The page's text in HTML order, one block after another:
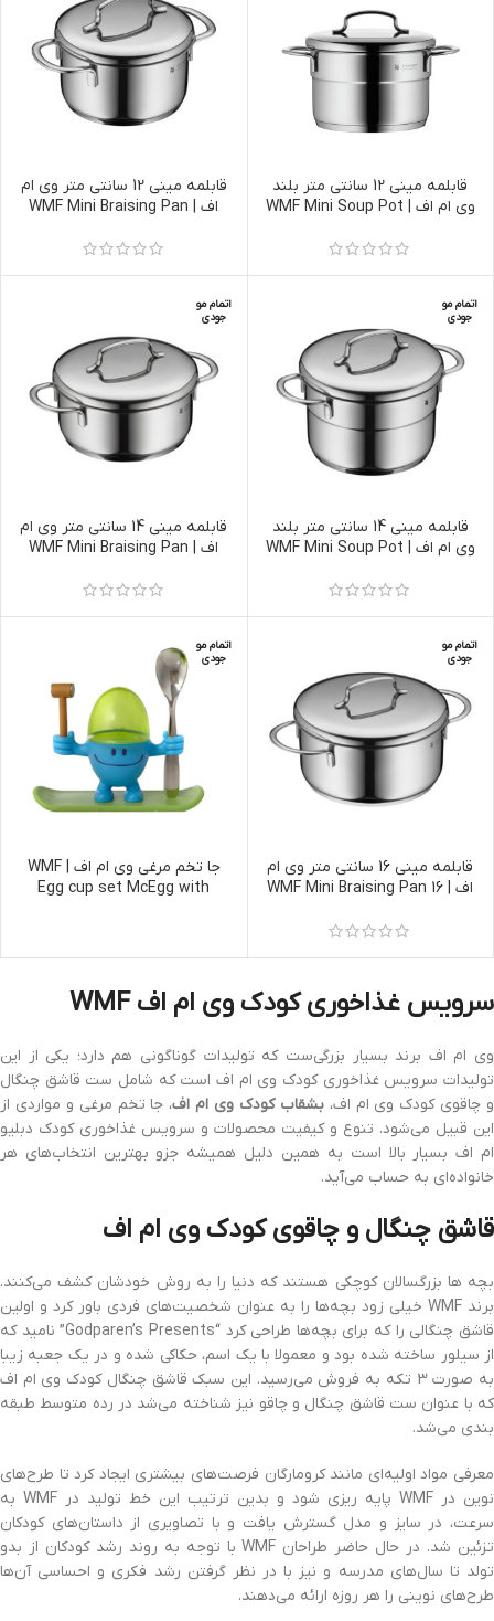
قابلمه مینی 12 سانتی متر بلند
وی ام اف | WMF Mini Soup Pot
قابلمه مینی 12 سانتی متر وی ام
اف | WMF Mini Braising Pan
اتمام مو
جودی
قابلمه مینی 14 سانتی متر بلند
وی ام اف | WMF Mini Soup Pot
اتمام مو
جودی
قابلمه مینی 14 سانتی متر وی ام
اف | WMF Mini Braising Pan
اتمام مو
جودی
قابلمه مینی 16 سانتی متر وی ام
اف | WMF Mini Braising Pan 16
اتمام مو
جودی
جا تخم مرغی وی ام اف | WMF
Egg cup set McEgg with
سرویس غذاخوری کودک وی ام اف WMF
وی ام اف برند بسیار بزرگی‌ست که تولیدات گوناگونی هم دارد؛ یکی از این
تولیدات سرویس غذاخوری کودک وی ام اف است که شامل ست قاشق چنگال
و چاقوی کودک وی ام اف،بشقاب کودک وی ام اف، جا تخم مرغی و مواردی از
این قبیل می‌شود. تنوع و کیفیت محصولات و سرویس غذاخوری کودک دبلیو
ام اف بسیار بالا است به همین دلیل همیشه جزو بهترین انتخاب‌های هر
خانواده‌ای به حساب می‌آید.
قاشق چنگال و چاقوی کودک وی ام اف
بچه ها بزرگسالان کوچکی هستند که دنیا را به روش خودشان کشف می‌کنند.
برند WMF خیلی زود بچه‌ها را به عنوان شخصیت‌های فردی باور کرد و اولین
قاشق چنگالی را که برای بچه‌ها طراحی کرد “Godparen’s Presents” نامید که
از سیلور ساخته شده بود و معمولا با یک اسم، حکاکی شده و در یک جعبه زیبا
به صورت 3 تکه به فروش می‌رسید. این سبک قاشق چنگال کودک وی ام اف
که با عنوان ست قاشق چنگال و چاقو نیز شناخته می‌شد در رده متوسط طبقه
بندی می‌شد.
معرفی مواد اولیه‌ای مانند کرومارگان فرصت‌های بیشتری ایجاد کرد تا طرح‌های
نوین در WMF پایه ریزی شود و بدین ترتیب این خط تولید در WMF به
سرعت، در سایز و مدل گسترش یافت و با تصاویری از داستان‌های کودکان
تزئین شد. در حال حاضر طراحان WMF با توجه به روند رشد کودکان از بدو
تولد تا سال‌های مدرسه و نیز با در نظر گرفتن رشد فکری و احساسی آن‌ها
طرح‌های نوینی را هر روزه ارائه می‌دهند.